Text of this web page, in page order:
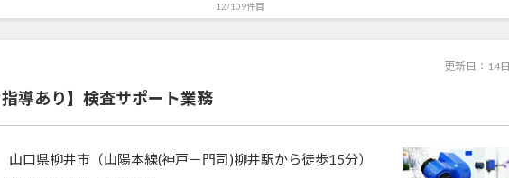
12/109件目
更新日： 14
指導あり】検査サポート業務
山口県柳井市（山陽本線(神戸－門司)柳井駅から徒歩15分）